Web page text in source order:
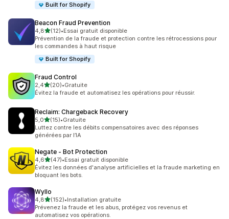
Built for Shopify
Beacon Fraud Prevention
4,8étoile(s) sur 5
(12)
12 avis au total
•Essai gratuit disponible
Prévention de la fraude et protection contre les rétrocessions pour
les commandes à haut risque
Built for Shopify
Fraud Control
2,4étoile(s) sur 5
(20)
20 avis au total
•Gratuite
Évitez la fraude et automatisez les opérations pour réussir.
Reclaim: Chargeback Recovery
5,0étoile(s) sur 5
(15)
15 avis au total
•Gratuite
Luttez contre les débits compensatoires avec des réponses
générées par l’IA
Negate ‑ Bot Protection
4,6étoile(s) sur 5
(47)
47 avis au total
•Essai gratuit disponible
Évitez les données d'analyse artificielles et la fraude marketing en
bloquant les bots.
Wyllo
4,8étoile(s) sur 5
(152)
152 avis au total
•Installation gratuite
Prévenez la fraude et les abus, protégez vos revenus et
automatisez vos opérations.